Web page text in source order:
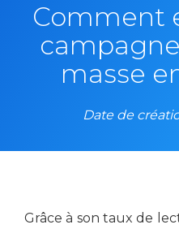
Comment
masse
Date de
Grâce à son taux de